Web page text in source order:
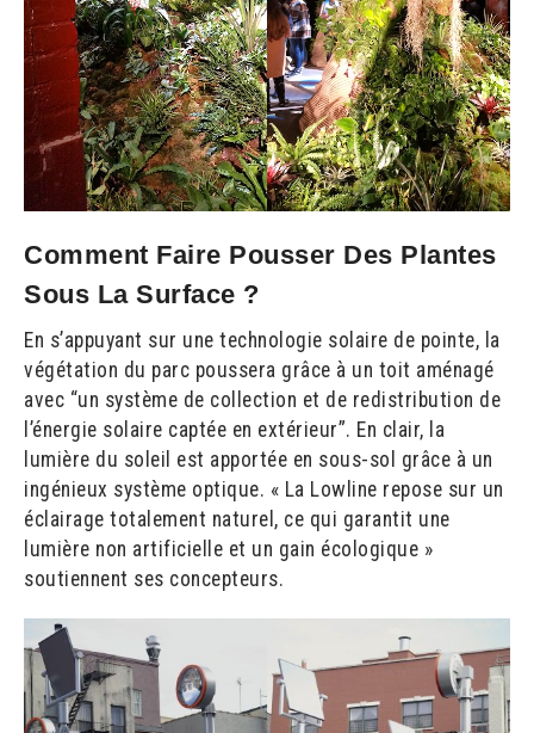
Comment Faire Pousser Des Plantes
Sous La Surface ?
En s’appuyant sur une technologie solaire de pointe, la
végétation du parc poussera grâce à un toit aménagé
avec “un système de collection et de redistribution de
l’énergie solaire captée en extérieur”. En clair, la
lumière du soleil est apportée en sous-sol grâce à un
ingénieux système optique. « La Lowline repose sur un
éclairage totalement naturel, ce qui garantit une
lumière non artificielle et un gain écologique »
soutiennent ses concepteurs.